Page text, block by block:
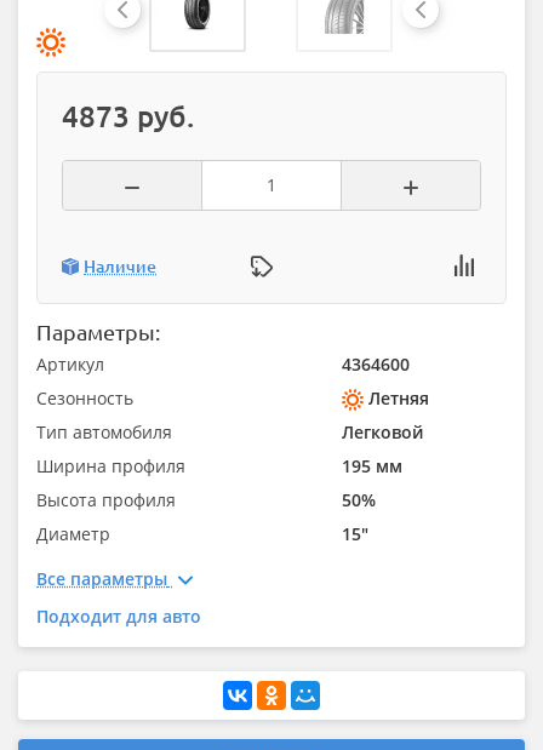
4873 руб.
Наличие
Параметры:
Артикул
4364600
Сезонность
Летняя
Тип автомобиля
Легковой
Ширина профиля
195 мм
Высота профиля
50%
Диаметр
15"
Все параметры
Подходит для авто